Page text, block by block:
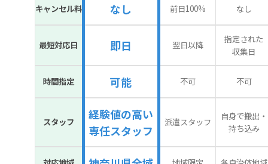
キャンセル料 なし 前日100% なし
最短対応日 即日 翌日以降
指定された
収集日
時間指定 可能 不可 不可
スタッフ
経験値の高い
専任スタッフ
派遣スタッフ
自身で搬出・
持ち込み